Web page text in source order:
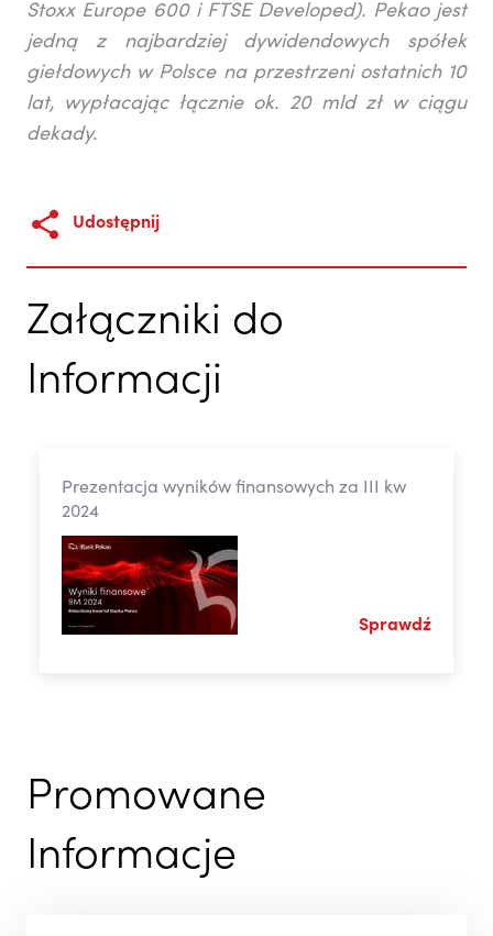
Stoxx Europe 600 i FTSE Developed). Pekao jest
jedną z najbardziej dywidendowych spółek
giełdowych w Polsce na przestrzeni ostatnich 10
lat, wypłacając łącznie ok. 20 mld zł w ciągu
dekady.
Udostępnij
Załączniki do
Informacji
Prezentacja wyników finansowych za III kw
2024
Sprawdź
Promowane
Informacje